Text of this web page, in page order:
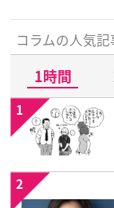
コラムの人気記
1時間
1
2